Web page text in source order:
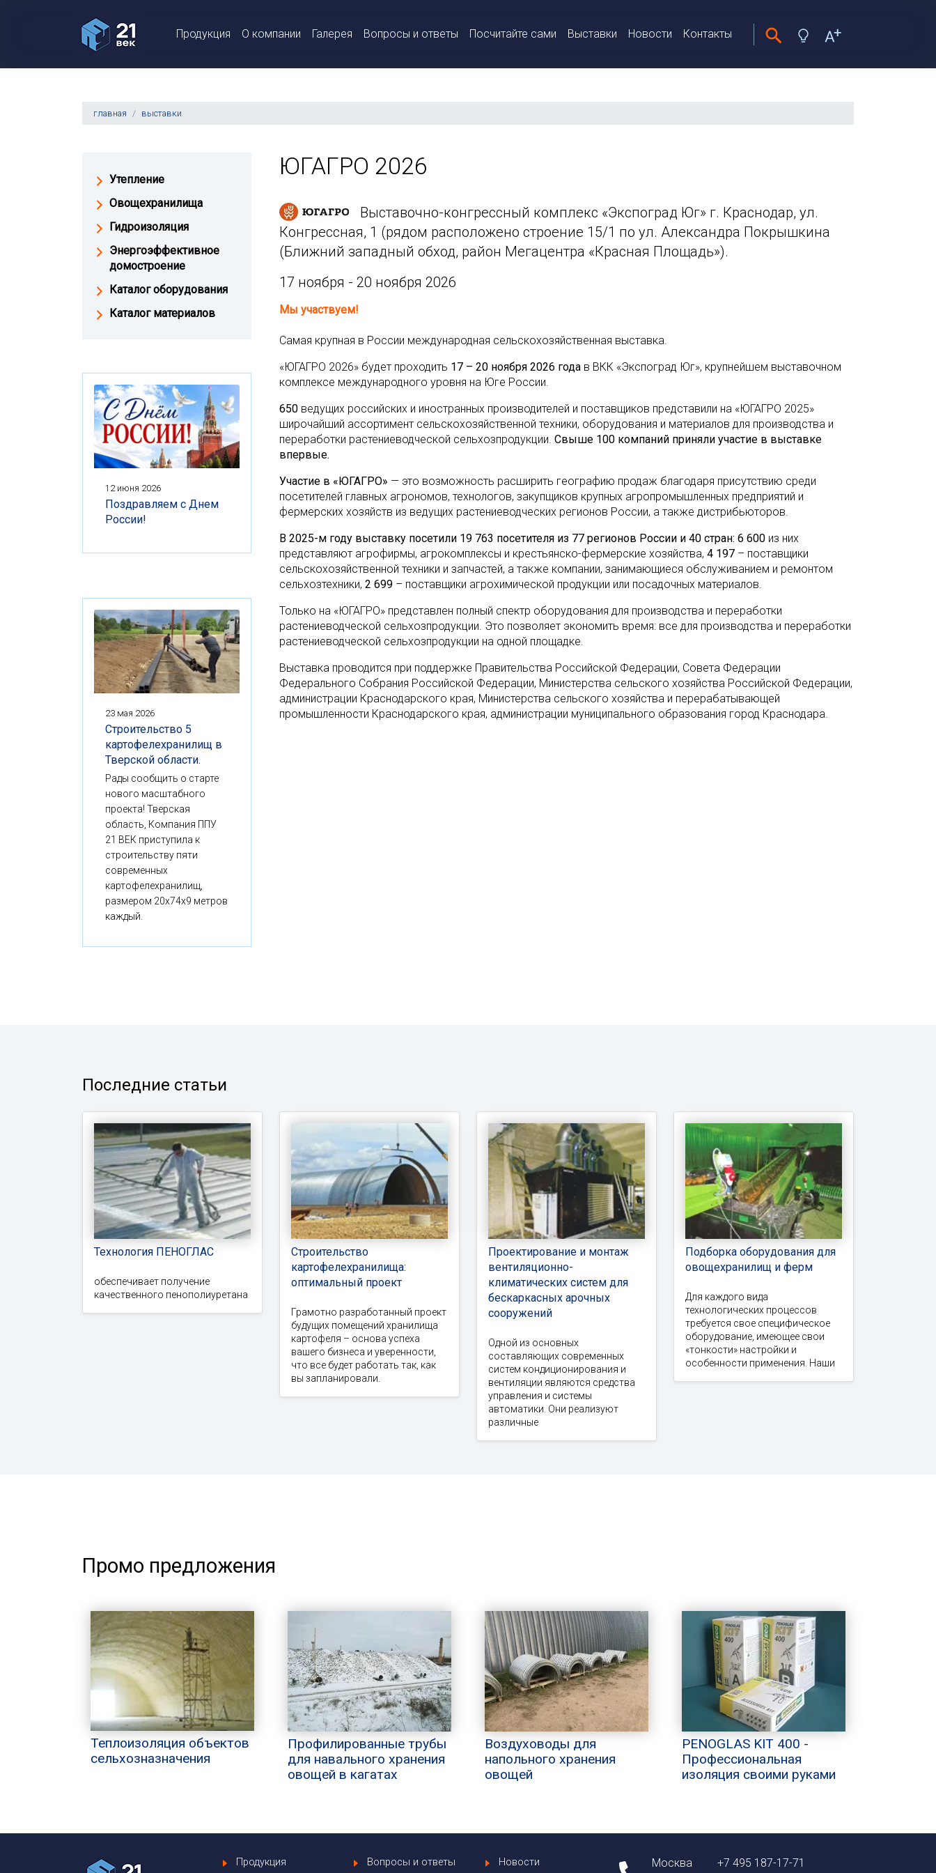
Продукция О компании Галерея Вопросы и ответы Посчитайте сами Выставки Новости Контакты
главная выставки
ЮГАГРО 2026
Выставочно-конгрессный комплекс «Экспоград Юг» г. Краснодар, ул.
Конгрессная, 1 (рядом расположено строение 15/1 по ул. Александра Покрышкина
(Ближний западный обход, район Мегацентра «Красная Площадь»).
17 ноября - 20 ноября 2026
Мы участвуем!
Самая крупная в России международная сельскохозяйственная выставка.
«ЮГАГРО 2026» будет проходить 17 – 20 ноября 2026 года в ВКК «Экспоград Юг», крупнейшем выставочном
комплексе международного уровня на Юге России.
650 ведущих российских и иностранных производителей и поставщиков представили на «ЮГАГРО 2025»
широчайший ассортимент сельскохозяйственной техники, оборудования и материалов для производства и
переработки растениеводческой сельхозпродукции. Свыше 100 компаний приняли участие в выставке
впервые.
Участие в «ЮГАГРО» — это возможность расширить географию продаж благодаря присутствию среди
посетителей главных агрономов, технологов, закупщиков крупных агропромышленных предприятий и
фермерских хозяйств из ведущих растениеводческих регионов России, а также дистрибьюторов.
В 2025-м году выставку посетили 19 763 посетителя из 77 регионов России и 40 стран: 6 600 из них
представляют агрофирмы, агрокомплексы и крестьянско-фермерские хозяйства, 4 197 – поставщики
сельскохозяйственной техники и запчастей, а также компании, занимающиеся обслуживанием и ремонтом
сельхозтехники, 2 699 – поставщики агрохимической продукции или посадочных материалов.
Только на «ЮГАГРО» представлен полный спектр оборудования для производства и переработки
растениеводческой сельхозпродукции. Это позволяет экономить время: все для производства и переработки
растениеводческой сельхозпродукции на одной площадке.
Выставка проводится при поддержке Правительства Российской Федерации, Совета Федерации
Федерального Собрания Российской Федерации, Министерства сельского хозяйства Российской Федерации,
администрации Краснодарского края, Министерства сельского хозяйства и перерабатывающей
промышленности Краснодарского края, администрации муниципального образования город Краснодара.
Утепление
Овощехранилища
Гидроизоляция
Энергоэффективное
домостроение
Каталог оборудования
Каталог материалов
12 июня 2026
Поздравляем с Днем
России!
23 мая 2026
Строительство 5
картофелехранилищ в
Тверской области.
Рады сообщить о старте
нового масштабного
проекта! Тверская
область, Компания ППУ
21 ВЕК приступила к
строительству пяти
современных
картофелехранилищ,
размером 20x74x9 метров
каждый.
Последние статьи
Технология ПЕНОГЛАС
обеспечивает получение
качественного пенополиуретана
Строительство
картофелехранилища:
оптимальный проект
Грамотно разработанный проект
будущих помещений хранилища
картофеля – основа успеха
вашего бизнеса и уверенности,
что все будет работать так, как
вы запланировали.
Проектирование и монтаж
вентиляционно-
климатических систем для
бескаркасных арочных
сооружений
Одной из основных
составляющих современных
систем кондиционирования и
вентиляции являются средства
управления и системы
автоматики. Они реализуют
различные
Подборка оборудования для
овощехранилищ и ферм
Для каждого вида
технологических процессов
требуется свое специфическое
оборудование, имеющее свои
«тонкости» настройки и
особенности применения. Наши
Промо предложения
Теплоизоляция объектов
сельхозназначения
Профилированные трубы
для навального хранения
овощей в кагатах
Воздуховоды для
напольного хранения
овощей
PENOGLAS KIT 400 -
Профессиональная
изоляция своими руками
Продукция Вопросы и ответы Новости
Москва
+7 495 187-17-71